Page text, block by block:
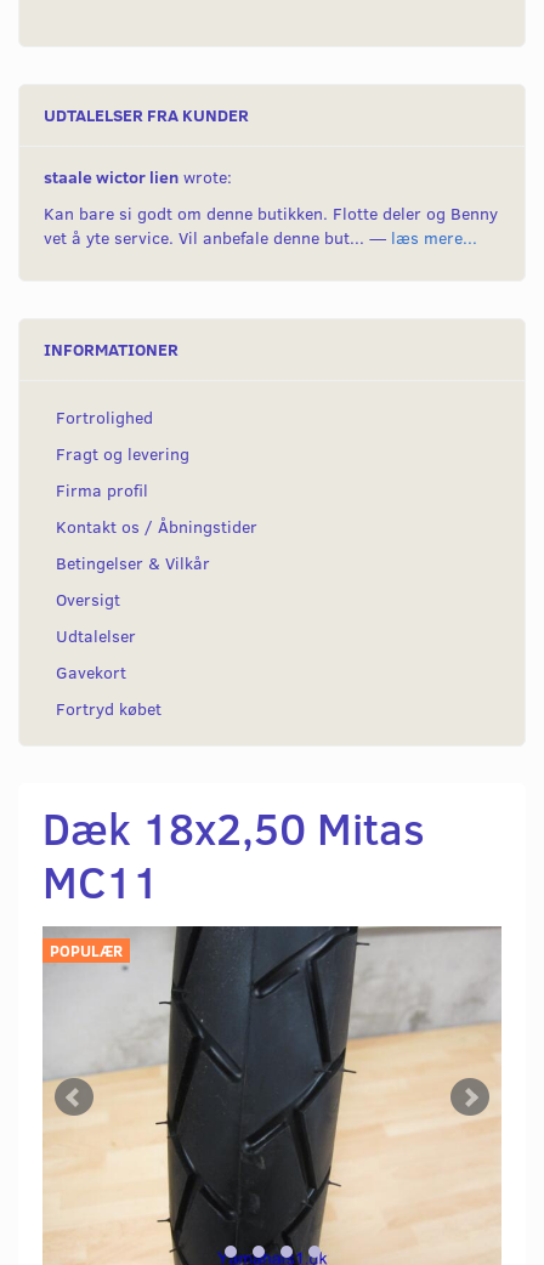
UDTALELSER FRA KUNDER
staale wictor lien wrote:
Kan bare si godt om denne butikken. Flotte deler og Benny
vet å yte service. Vil anbefale denne but... — læs mere...
INFORMATIONER
Fortrolighed
Fragt og levering
Firma profil
Kontakt os / Åbningstider
Betingelser & Vilkår
Oversigt
Udtalelser
Gavekort
Fortryd købet
Dæk 18x2,50 Mitas
MC11
POPULÆR